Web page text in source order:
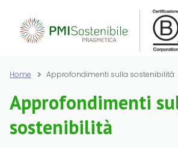
Home Approfondimenti sulla sostenibilità
Approfondimenti
sostenibilità